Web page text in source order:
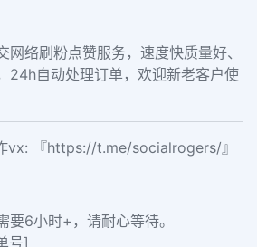
网络刷粉点赞服务，速度快质量好、
24h自动处理订单，欢迎新老客户使
vx: 『https://t.me/socialrogers/』
要6小时+，请耐心等待。
号]